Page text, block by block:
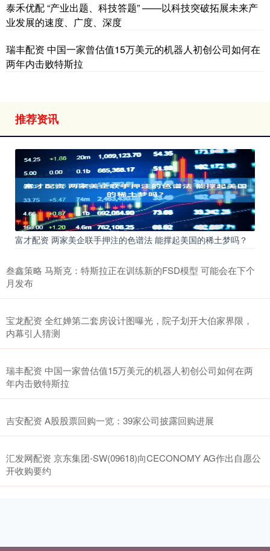
泰禾优配 “产业出题、科技答题” ——以科技突破拓展未来产
业发展的速度、广度、深度
瑞丰配资 中国一家曾估值15万美元的机器人初创公司如何在
两年内击败特斯拉
推荐资讯
富才配资 两家美企联手押注的色谱法 能撑起美国的稀土梦吗？
叁鑫策略 马斯克：特斯拉正在训练新的FSD模型 可能会在下个
月发布
宝龙配资 全红婵第二套房设计图曝光，院子划开大伯家界限，
内幕引人猜测
瑞丰配资 中国一家曾估值15万美元的机器人初创公司如何在两
年内击败特斯拉
吉安配资 A股股票回购一览：39家公司披露回购进展
汇发网配资 京东集团-SW(09618)向CECONOMY AG作出自愿公
开收购要约